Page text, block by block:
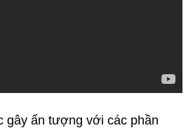
gây ấn tượng với các phần